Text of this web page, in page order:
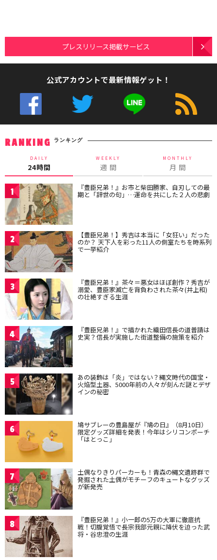
プレスリリース掲載サービス
公式アカウントで最新情報ゲット！
RANKING ランキング
DAILY
24時間
WEEKLY
週 間
MONTHLY
月 間
1 『豊臣兄弟！』お市と柴田勝家、自刃しての最
期と「辞世の句」…運命を共にした２人の悲劇
2 【豊臣兄弟！】秀吉は本当に「女狂い」だった
のか？ 天下人を彩った11人の側室たちを時系列
で一挙紹介
3 『豊臣兄弟！』茶々＝悪女はほぼ創作？秀吉が
溺愛、豊臣家滅亡を背負わされた茶々(井上和)
の壮絶すぎる生涯
4 『豊臣兄弟！』で描かれた織田信長の道普請は
史実？信長が実施した街道整備の施策を紹介
5 あの装飾は「炎」ではない？縄文時代の国宝・
火焔型土器、5000年前の人々が刻んだ謎とデザ
インの秘密
6 鳩サブレーの豊島屋が『鳩の日』（8月10日）
限定グッズ詳細を発表！今年はシリコンポーチ
「はとっこ」
7 土偶なりきりパーカーも！青森の縄文遺跡群で
発掘された土偶がモチーフのキュートなグッズ
が新発売
8 『豊臣兄弟！』小一郎の5万の大軍に徹底抗
戦！切腹覚悟で長宗我部元親に降伏を迫った武
将・谷忠澄の生涯